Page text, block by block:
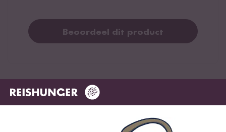
Beoordeel dit product
Meest nuttig Nieuwste Hoogste rating